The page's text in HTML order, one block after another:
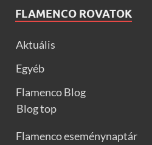
FLAMENCO ROVATOK
Aktuális
Egyéb
Flamenco Blog
Blog top
Flamenco eseménynaptár